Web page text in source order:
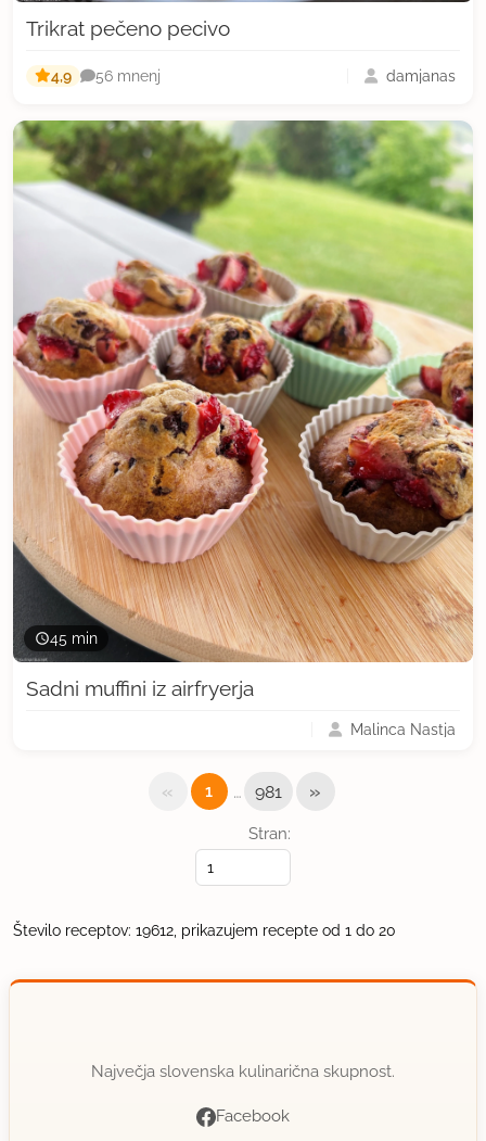
Trikrat pečeno pecivo
4,9 56 mnenj damjanas
45 min
Sadni muffini iz airfryerja
Malinca Nastja
Stran:
« 1 … 981 »
Število receptov: 19612, prikazujem recepte od 1 do 20
Največja slovenska kulinarična skupnost.
Facebook